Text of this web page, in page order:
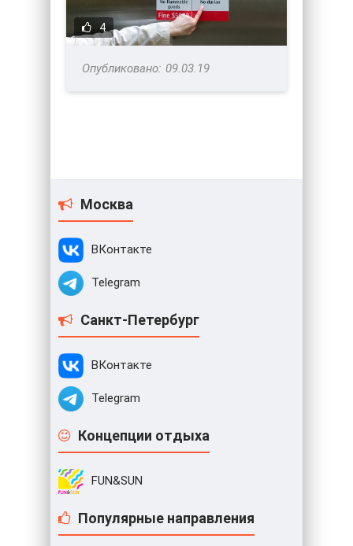
4
09.03.19
Москва
ВКонтакте
Telegram
Санкт-Петербург
ВКонтакте
Telegram
Концепции отдыха
FUN&SUN
Популярные направления